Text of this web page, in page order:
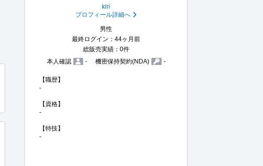
kiri
プロフィール詳細へ
男性
最終ログイン：44ヶ月前
総販売実績：0件
本人確認
- 機密保持契約(NDA) -
【職歴】
-
【資格】
-
【特技】
-